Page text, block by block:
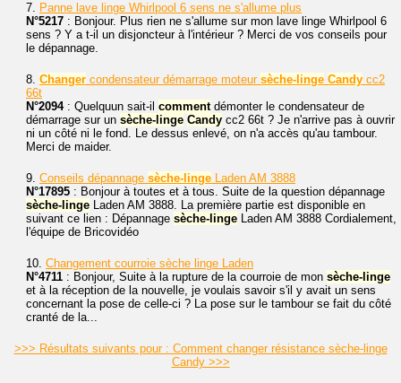
7. Panne lave linge Whirlpool 6 sens ne s'allume plus
N°5217 : Bonjour. Plus rien ne s'allume sur mon lave linge Whirlpool 6
sens ? Y a t-il un disjoncteur à l'intérieur ? Merci de vos conseils pour
le dépannage.
8. Changer condensateur démarrage moteur sèche-linge Candy cc2
66t
N°2094: Quelquun sait-il commentdémonter le condensateur de
démarrage sur un sèche-linge Candy cc2 66t ? Je n'arrive pas à ouvrir
ni un côté ni le fond. Le dessus enlevé, on n'a accès qu'au tambour.
Merci de maider.
9. Conseils dépannage sèche-linge Laden AM 3888
N°17895 : Bonjour à toutes et à tous. Suite de la question dépannage
sèche-linge Laden AM 3888. La première partie est disponible en
suivant ce lien : Dépannage sèche-linge Laden AM 3888 Cordialement,
l'équipe de Bricovidéo
10. Changement courroie sèche linge Laden
N°4711 : Bonjour, Suite à la rupture de la courroie de mon sèche-linge
et à la réception de la nouvelle, je voulais savoir s'il y avait un sens
concernant la pose de celle-ci ? La pose sur le tambour se fait du côté
cranté de la...
>>> Résultats suivants pour : Comment changer résistance sèche-linge
Candy >>>